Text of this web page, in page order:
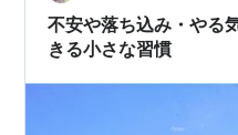
不安や落ち込み・やる
きる小さな習慣